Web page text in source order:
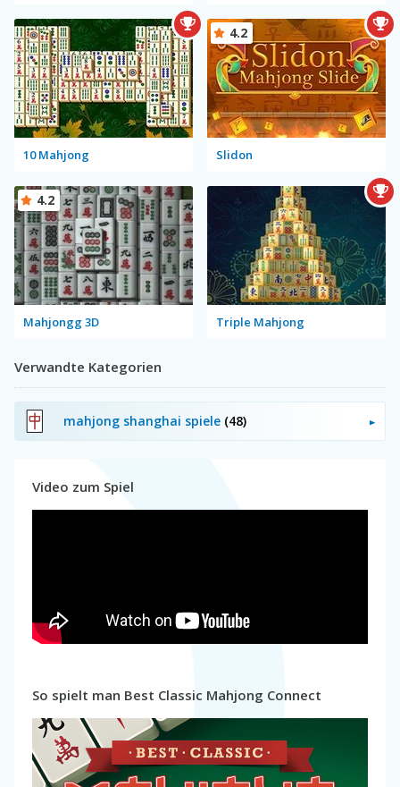
10 Mahjong Slidon
4.2
Mahjongg 3D
4.2
Triple Mahjong
Verwandte Kategorien
mahjong shanghai spiele (48)
Video zum Spiel
So spielt man Best Classic Mahjong Connect